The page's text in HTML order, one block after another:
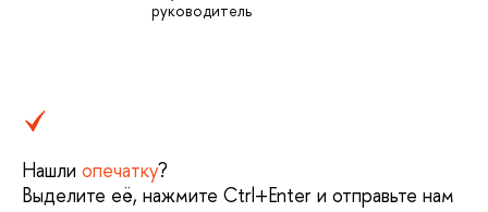
руководитель
Нашли опечатку?
Выделите её, нажмите Ctrl+Enter и отправьте нам